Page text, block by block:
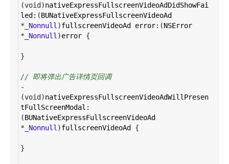
(void )nativeExpressFullscreenVideoAdDidShowFai
led :(BUNativeExpressFullscreenVideoAd
* _Nonnull )fullscreenVideoAd error:(NSError
* _Nonnull )error {
}
// 即将弹出广告详情页回调
-
(void )nativeExpressFullscreenVideoAdWillPresen
tFullScreenModal :
(BUNativeExpressFullscreenVideoAd
* _Nonnull )fullscreenVideoAd {
}